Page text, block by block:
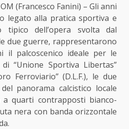
(Francesco Fanini) – Gli anni
legato alla pratica sportiva e
tipico dell’opera svolta dal
due guerre, rappresentarono
il palcoscenico ideale per le
“Unione Sportiva Libertas”
Ferroviario” (D.L.F.), le due
panorama calcistico locale
a quarti contrapposti bianco-
nera con banda orizzontale